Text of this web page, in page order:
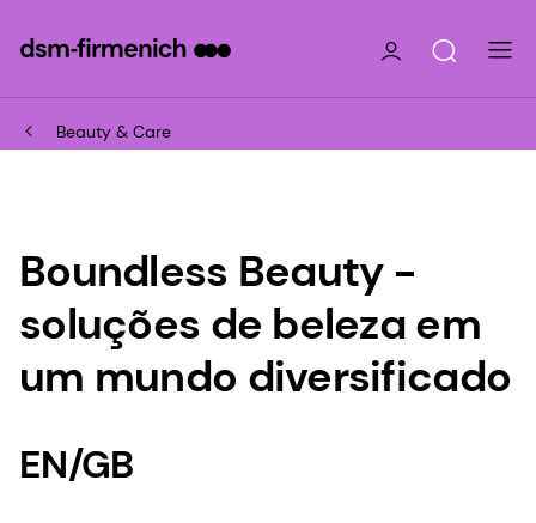
Beauty & Care
Boundless Beauty -
soluções de beleza em
um mundo diversificado
EN/GB